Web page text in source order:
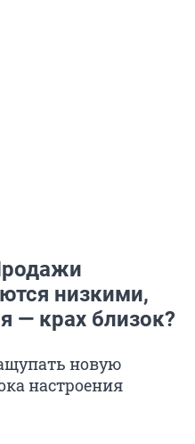
низкими,
— крах близок?
новую
настроения